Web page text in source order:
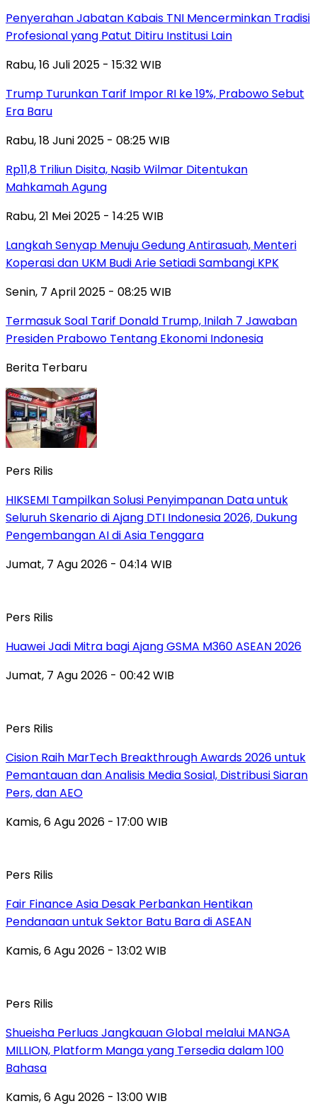
Penyerahan Jabatan Kabais TNI Mencerminkan Tradisi
Profesional yang Patut Ditiru Institusi Lain
Rabu, 16 Juli 2025 - 15:32 WIB
Trump Turunkan Tarif Impor RI ke 19%, Prabowo Sebut
Era Baru
Rabu, 18 Juni 2025 - 08:25 WIB
Rp11,8 Triliun Disita, Nasib Wilmar Ditentukan
Mahkamah Agung
Rabu, 21 Mei 2025 - 14:25 WIB
Langkah Senyap Menuju Gedung Antirasuah, Menteri
Koperasi dan UKM Budi Arie Setiadi Sambangi KPK
Senin, 7 April 2025 - 08:25 WIB
Termasuk Soal Tarif Donald Trump, Inilah 7 Jawaban
Presiden Prabowo Tentang Ekonomi Indonesia
Berita Terbaru
Pers Rilis
HIKSEMI Tampilkan Solusi Penyimpanan Data untuk
Seluruh Skenario di Ajang DTI Indonesia 2026, Dukung
Pengembangan AI di Asia Tenggara
Jumat, 7 Agu 2026 - 04:14 WIB
Pers Rilis
Huawei Jadi Mitra bagi Ajang GSMA M360 ASEAN 2026
Jumat, 7 Agu 2026 - 00:42 WIB
Pers Rilis
Cision Raih MarTech Breakthrough Awards 2026 untuk
Pemantauan dan Analisis Media Sosial, Distribusi Siaran
Pers, dan AEO
Kamis, 6 Agu 2026 - 17:00 WIB
Pers Rilis
Fair Finance Asia Desak Perbankan Hentikan
Pendanaan untuk Sektor Batu Bara di ASEAN
Kamis, 6 Agu 2026 - 13:02 WIB
Pers Rilis
Shueisha Perluas Jangkauan Global melalui MANGA
MILLION, Platform Manga yang Tersedia dalam 100
Bahasa
Kamis, 6 Agu 2026 - 13:00 WIB